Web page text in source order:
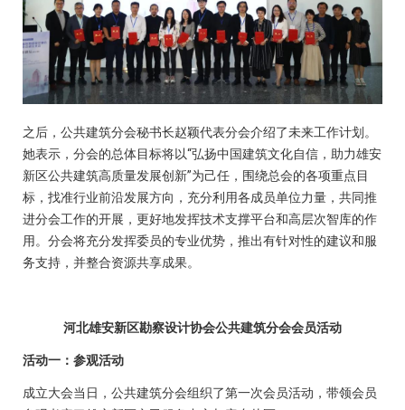
之后，公共建筑分会秘书长赵颖代表分会介绍了未来工作计划。
她表示，分会的总体目标将以“弘扬中国建筑文化自信，助力雄安
新区公共建筑高质量发展创新”为己任，围绕总会的各项重点目
标，找准行业前沿发展方向，充分利用各成员单位力量，共同推
进分会工作的开展，更好地发挥技术支撑平台和高层次智库的作
用。分会将充分发挥委员的专业优势，推出有针对性的建议和服
务支持，并整合资源共享成果。
河北雄安新区勘察设计协会公共建筑分会会员活动
活动一：参观活动
成立大会当日，公共建筑分会组织了第一次会员活动，带领会员